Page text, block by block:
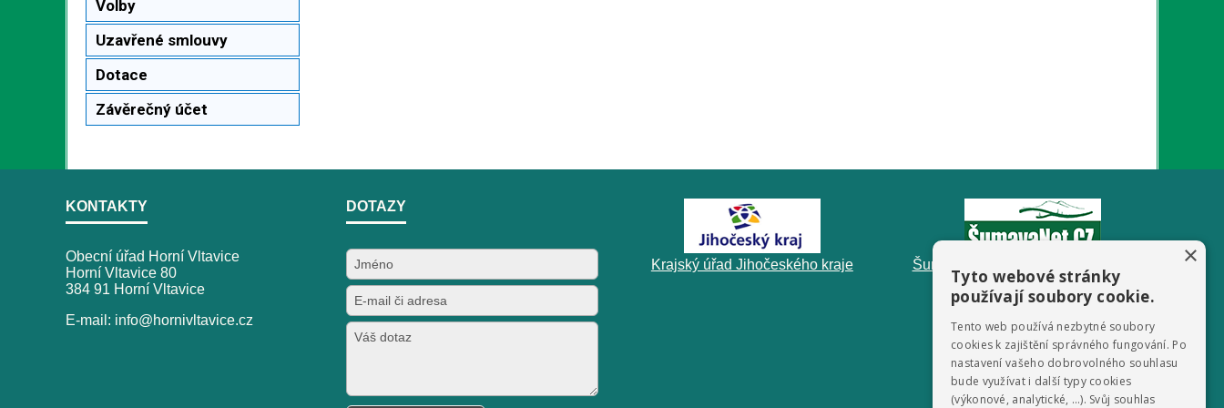
Volby
Uzavřené smlouvy
Dotace
Závěrečný účet
KONTAKTY
Obecní úřad Horní Vltavice
Horní Vltavice 80
384 91 Horní Vltavice
E-mail: info@hornivltavice.cz
DOTAZY
Krajský úřad Jihočeského kraje ŠumavaNet.CZ - informace o regionu ×
Tyto webové stránky
používají soubory cookie.
Tento web používá nezbytné soubory
cookies k zajištění správného fungování. Po
nastavení vašeho dobrovolného souhlasu
bude využívat i další typy cookies
(výkonové, analytické, …). Svůj souhlas